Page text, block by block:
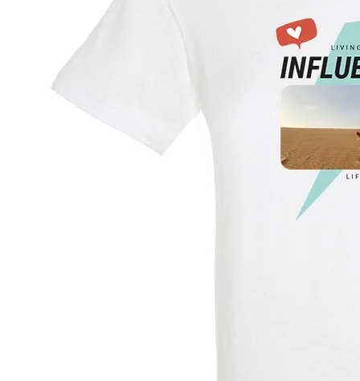
Montag - Freitag : 8:30 - 17:00 Uhr
Samstag - Sonntag : 8:30 - 13:00 Uhr